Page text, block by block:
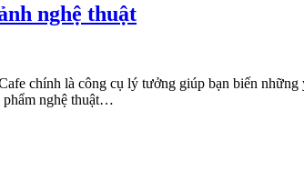
nghệ thuật
chính là công cụ lý tưởng giúp bạn biến
phẩm nghệ thuật…